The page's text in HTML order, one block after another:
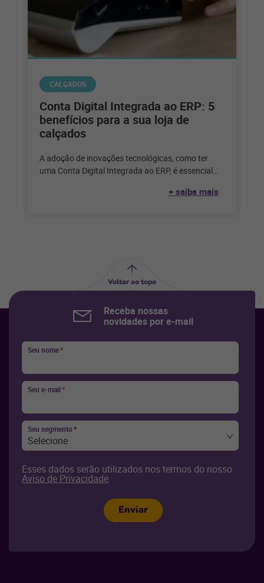
CALÇADOS
Conta Digital Integrada ao ERP: 5
benefícios para a sua loja de
calçados
A adoção de inovações tecnológicas, como ter
uma Conta Digital Integrada ao ERP, é essencial
+ saiba mais
Voltar ao topo
Receba nossas
novidades por e-mail
Seu nome*
Seu e-mail*
Seu segmento*
Selecione
Esses dados serão utilizados nos termos do nosso
Aviso de Privacidade.
Enviar